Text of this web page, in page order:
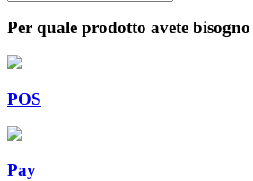
Per quale prodotto avete
POS
Pay